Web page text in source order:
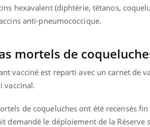
hexavalent (diphtérie, tétanos,
anti-pneumococcique.
mortels de
vacciné est reparti avec un carnet de
vaccinal.
de coqueluches ont été recensés
demandé le déploiement de la